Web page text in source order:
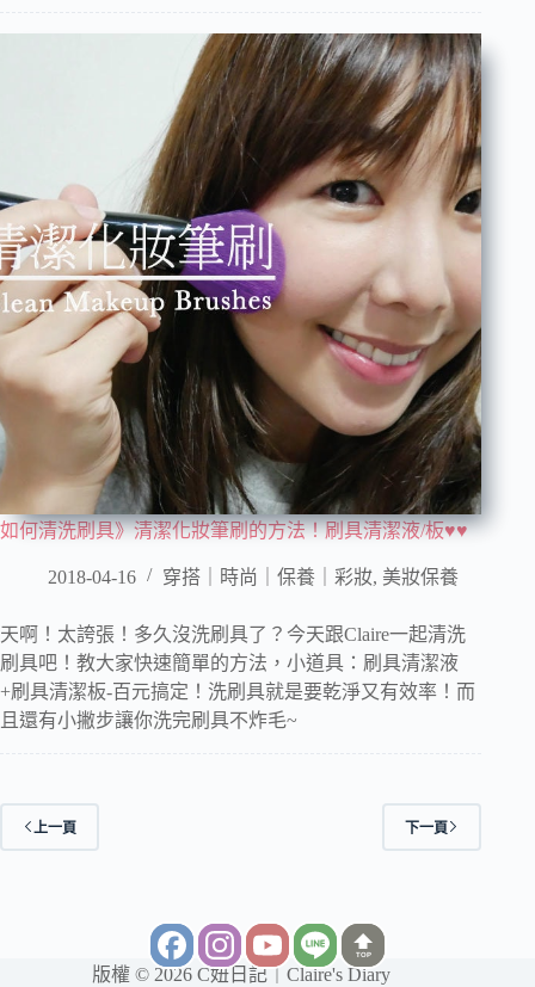
如何清洗刷具》清潔化妝筆刷的方法！刷具清潔液/板♥♥
2018-04-16 穿搭｜時尚｜保養｜彩妝, 美妝保養
天啊！太誇張！多久沒洗刷具了？今天跟Claire一起清洗
刷具吧！教大家快速簡單的方法，小道具：刷具清潔液
+刷具清潔板-百元搞定！洗刷具就是要乾淨又有效率！而
且還有小撇步讓你洗完刷具不炸毛~
上一頁 下一頁
版權 © 2026 C妞日記｜Claire's Diary
TOP